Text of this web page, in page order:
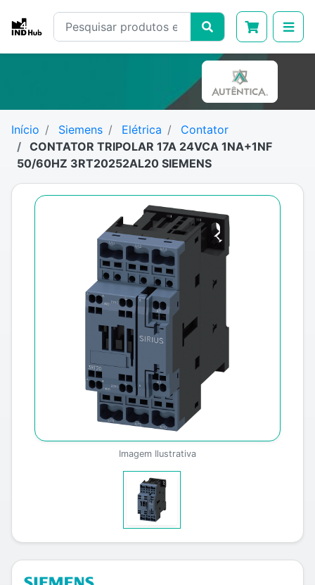
Início Siemens Elétrica
Contator
CONTATOR TRIPOLAR 17A 24VCA 1NA+1NF
50/60HZ 3RT20252AL20 SIEMENS
Imagem Ilustrativa